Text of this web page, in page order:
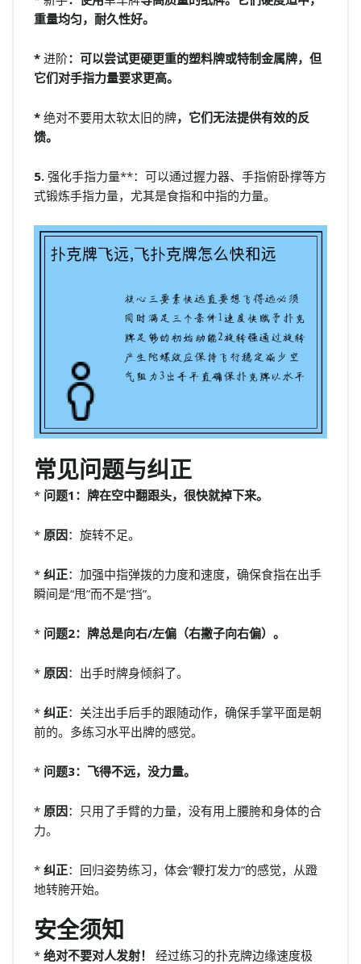
重量均匀，耐久性好。
* 进阶：可以尝试更硬更重的塑料牌或特制金属牌，但
它们对手指力量要求更高。
* 绝对不要用太软太旧的牌，它们无法提供有效的反
馈。
5. 强化手指力量**：可以通过握力器、手指俯卧撑等方
式锻炼手指力量，尤其是食指和中指的力量。
常见问题与纠正
* 问题1：牌在空中翻跟头，很快就掉下来。
* 原因：旋转不足。
* 纠正：加强中指弹拨的力度和速度，确保食指在出手
瞬间是“甩”而不是“挡”。
* 问题2：牌总是向右/左偏（右撇子向右偏）。
* 原因：出手时牌身倾斜了。
* 纠正：关注出手后手的跟随动作，确保手掌平面是朝
前的。多练习水平出牌的感觉。
* 问题3：飞得不远，没力量。
* 原因：只用了手臂的力量，没有用上腰胯和身体的合
力。
* 纠正：回归姿势练习，体会“鞭打发力”的感觉，从蹬
地转胯开始。
安全须知
* 绝对不要对人发射！
经过练习的扑克牌边缘速度极